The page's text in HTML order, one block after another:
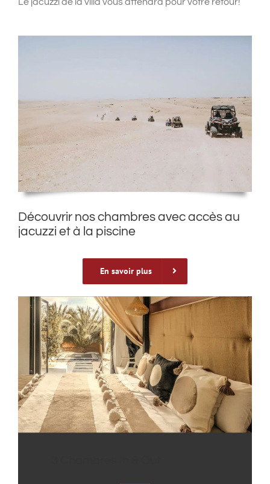
Découvrir nos chambres avec accès au
jacuzzi et à la piscine
En savoir plus